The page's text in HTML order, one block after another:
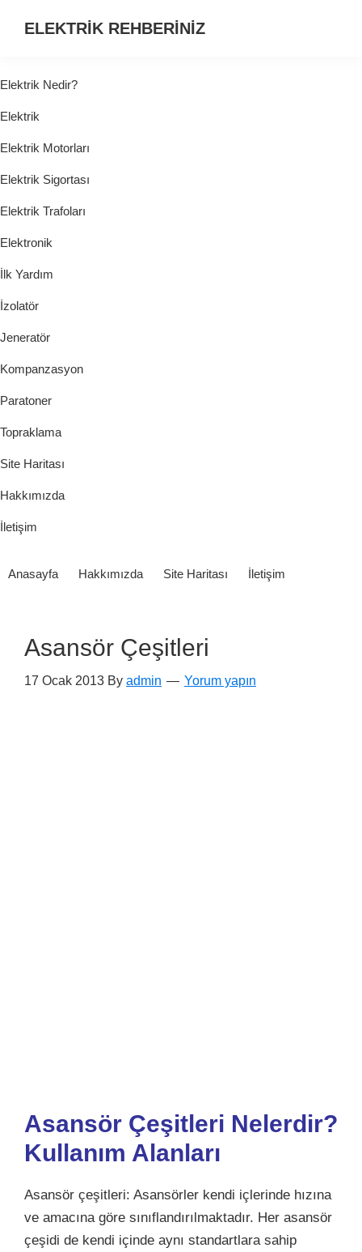
ELEKTRİK REHBERİNİZ
HER
ŞEY...
Elektrik Nedir?
Elektrik
Elektrik Motorları
Elektrik Sigortası
Elektrik Trafoları
Elektronik
İlk Yardım
İzolatör
Jeneratör
Kompanzasyon
Paratoner
Topraklama
Site Haritası
Hakkımızda
İletişim
Anasayfa Hakkımızda Site Haritası İletişim
Asansör Çeşitleri
17 Ocak 2013 By admin Yorum yapın
Asansör Çeşitleri Nelerdir?
Kullanım Alanları
Asansör çeşitleri: Asansörler kendi içlerinde hızına
ve amacına göre sınıflandırılmaktadır. Her asansör
çeşidi de kendi içinde aynı standartlara sahip